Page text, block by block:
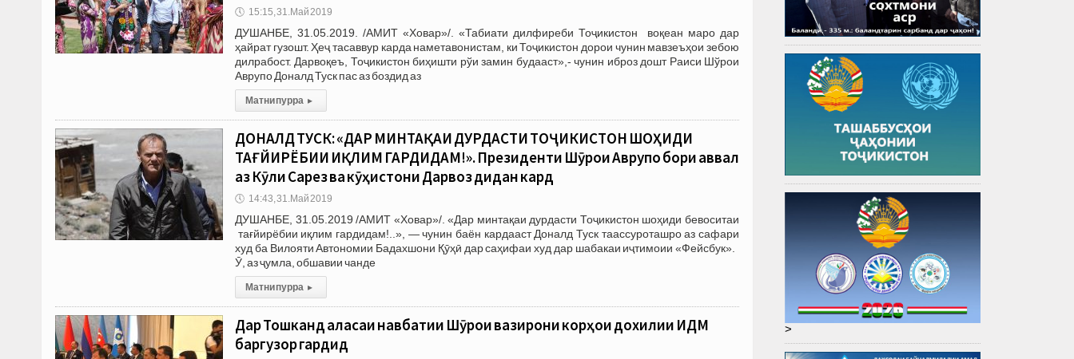
🕔 15:15, 31.Май 2019
ДУШАНБЕ, 31.05.2019. /АМИТ «Ховар»/. «Табиати дилфиреби Тоҷикистон воқеан маро дар
ҳайрат гузошт. Ҳеҷ тасаввур карда наметавонистам, ки Тоҷикистон дорои чунин мавзеъҳои зебою
дилрабост. Дарвоқеъ, Тоҷикистон биҳишти рўи замин будааст»,- чунин иброз дошт Раиси Шўрои
Аврупо Доналд Туск пас аз боздид аз
Матни пурра ▸
ДОНАЛД ТУСК: «ДАР МИНТАҚАИ ДУРДАСТИ ТОҶИКИСТОН ШОҲИДИ
ТАҒЙИРЁБИИ ИҚЛИМ ГАРДИДАМ!». Президенти Шӯрои Аврупо бори аввал
аз Кӯли Сарез ва кӯҳистони Дарвоз дидан кард
🕔 14:43, 31.Май 2019
ДУШАНБЕ, 31.05.2019 /АМИТ «Ховар»/. «Дар минтақаи дурдасти Тоҷикистон шоҳиди бевоситаи
тағйирёбии иқлим гардидам!..», — чунин баён кардааст Доналд Туск таассуроташро аз сафари
худ ба Вилояти Автономии Бадахшони Қӯҳӣ дар саҳифаи худ дар шабакаи иҷтимоии «Фейсбук».
Ӯ, аз ҷумла, обшавии чанде
Матни пурра ▸
Дар Тошканд ҷаласаи навбатии Шӯрои вазирони корҳои дохилии ИДМ
баргузор гардид
>